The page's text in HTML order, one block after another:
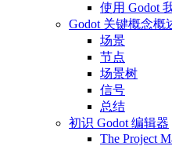
使用 Godot
Godot 关键概念概
场景
节点
场景树
信号
总结
初识 Godot 编辑器
The Project